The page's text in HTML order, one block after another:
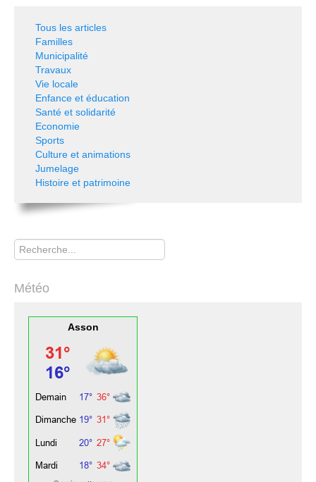
Tous les articles
Familles
Municipalité
Travaux
Vie locale
Enfance et éducation
Santé et solidarité
Economie
Sports
Culture et animations
Jumelage
Histoire et patrimoine
Rechercher
Météo
Asson